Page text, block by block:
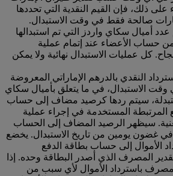
على ذلك، فإن القيم النقدية التي تحددها
صالحة فقط في وقت الاستبدال.
أميال سكاي واردز التي تم استبدالها
حساب الأعضاء عند إتمام عملية
كل عمليات الاستبدال نهائية ولا يمكن
النقدي بالدرهم الإماراتي المعروضة
وقت الاستبدال، في ما يتعلق بأميال سكاي
سيتم ردها كرصيد مضاف إلى حساب
المرتبطة المستخدمة في إجراء عملية
سيظهر الرصيد المضاف إلى الحساب
غضون يومين من تاريخ الاستبدال. يخضع
الأموال إلى حساب بطاقة الدفع
المصرف الذي أصدر البطاقة وحده. إذا
باسترداد الأموال لأي سبب من